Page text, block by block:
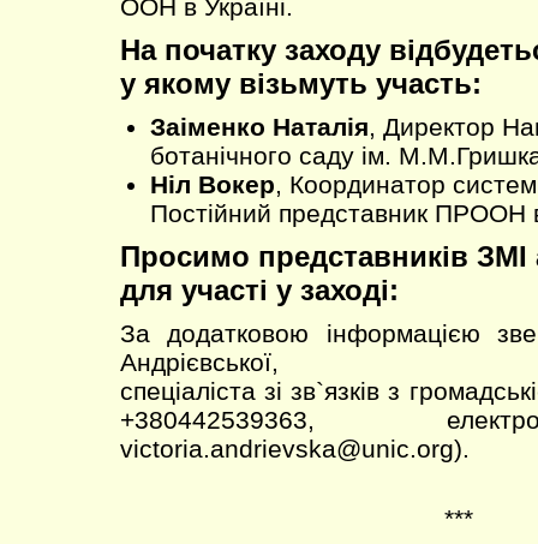
ООН в Україні.
На початку заходу
у якому візьмуть участь:
Заіменко Наталія, Директор
ботанічного саду ім.
Ніл Вокер, Координатор
Постійний представник ПРООН
Просимо представників ЗМІ
для участі у заході:
За додатковою інформацією
Андрієвської,
спеціаліста зі зв`язків з
+380442539363,
victoria.andrievska@unic.org).
***